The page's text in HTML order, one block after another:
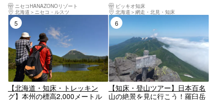
ニセコHANAZONOリゾート
北海道
ニセコ・ルスツ
ピッキオ知床
北海道
網走・北見・知床
【北海道・知床・トレッキン
グ】本州の標高2,000メートル
6位
【知床・登山ツアー】日本百名
山の絶景を見に行こう！羅臼岳